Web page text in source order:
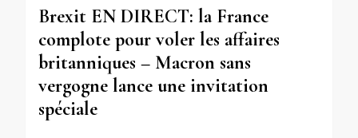
Brexit EN DIRECT: la France
complote pour voler les affaires
britanniques – Macron sans
vergogne lance une invitation
spéciale